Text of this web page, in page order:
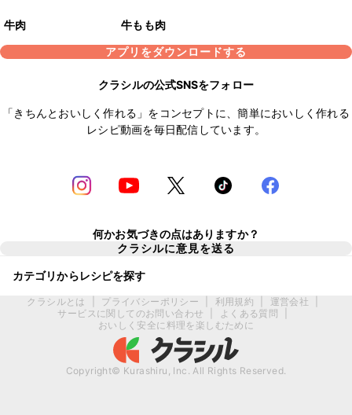
牛肉
牛もも肉
アプリをダウンロードする
クラシルの公式SNSをフォロー
「きちんとおいしく作れる」をコンセプトに、簡単においしく作れる
レシピ動画を毎日配信しています。
何かお気づきの点はありますか？
クラシルに意見を送る
カテゴリからレシピを探す
クラシルとは プライバシーポリシー 利用規約 運営会社
サービスに関してのお問い合わせ
よくある質問
おいしく安全に料理を楽しむために
Copyright© Kurashiru, Inc. All Rights Reserved.